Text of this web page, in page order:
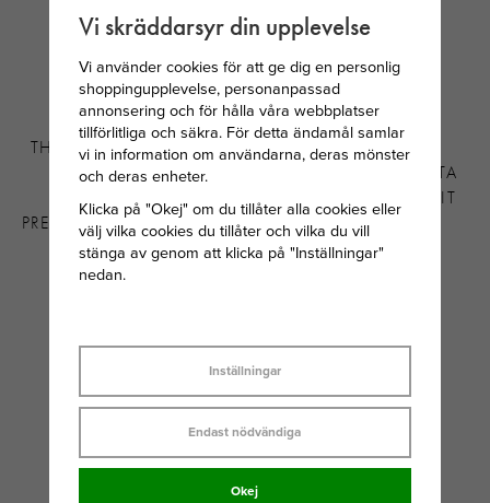
THOMAS SABO HELLO
KITTY CHARM BLÅ
CONNECT
PREMIUMLEGERING KALL
569 KR
SNÖ OF SWEDEN
SANNE SMALL HJÄRTA
ÖRHÄNGE SILVER/VIT
249 KR
Vi skräddarsyr din upplevelse
Vi använder cookies för att ge dig en personlig
shoppingupplevelse, personanpassad
annonsering och för hålla våra webbplatser
tillförlitliga och säkra. För detta ändamål samlar
vi in information om användarna, deras mönster
och deras enheter.
Klicka på "Okej" om du tillåter alla cookies eller
välj vilka cookies du tillåter och vilka du vill
stänga av genom att klicka på "Inställningar"
nedan.
Inställningar
Endast nödvändiga
Okej